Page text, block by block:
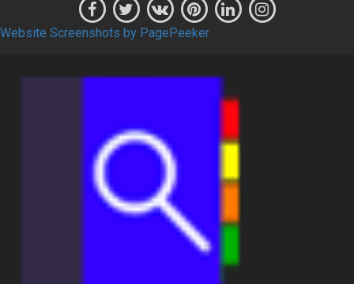
Website Screenshots by PagePeeker